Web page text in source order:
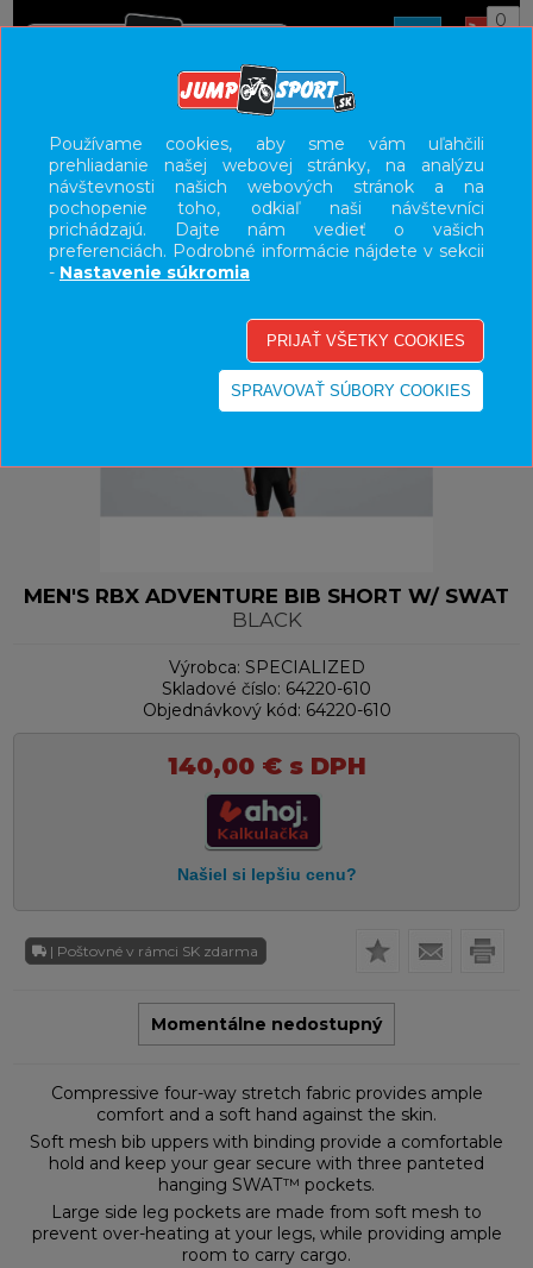
0
UŽÍVATEĽSKÝ PANEL
KATEGÓRIE
HLAVNÉ MENU
MEN'S RBX ADVENTURE BIB SHORT W/ SWAT
BLACK
Výrobca: SPECIALIZED
Skladové číslo: 64220-610
Objednávkový kód: 64220-610
140,00 €s DPH
| Poštovné v rámci SK zdarma
Momentálne nedostupný
Compressive four-way stretch fabric provides ample
comfort and a soft hand against the skin.
Soft mesh bib uppers with binding provide a comfortable
hold and keep your gear secure with three panteted
hanging SWAT™ pockets.
Large side leg pockets are made from soft mesh to
prevent over-heating at your legs, while providing ample
room to carry cargo.
Používame cookies, aby sme vám uľahčili
prehliadanie našej webovej stránky, na analýzu
návštevnosti našich webových stránok a na
pochopenie toho, odkiaľ naši návštevníci
prichádzajú. Dajte nám vedieť o vašich
preferenciách. Podrobné informácie nájdete v sekcii
- Nastavenie súkromia